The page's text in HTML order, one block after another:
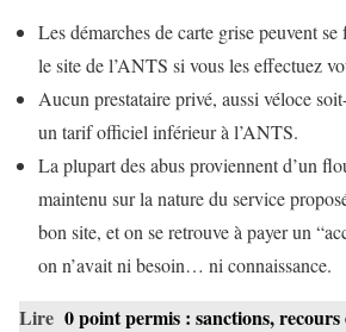
Les démarches de carte grise peuvent
le site de l’ANTS si vous les effectuez
Aucun prestataire privé, aussi véloce
un tarif officiel inférieur à l’ANTS.
La plupart des abus proviennent d’un
maintenu sur la nature du service
bon site, et on se retrouve à payer un
on n’avait ni besoin… ni connaissance.
Lire 0 point permis : sanctions,